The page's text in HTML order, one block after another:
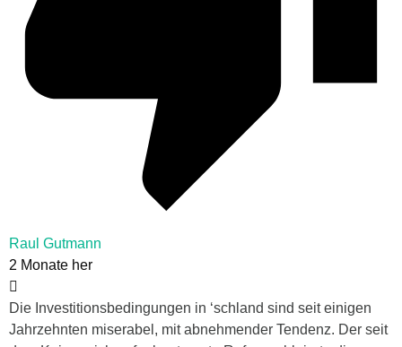
Raul Gutmann
2 Monate her
Die Investitionsbedingungen in ‘schland sind seit einigen
Jahrzehnten miserabel, mit abnehmender Tendenz. Der seit